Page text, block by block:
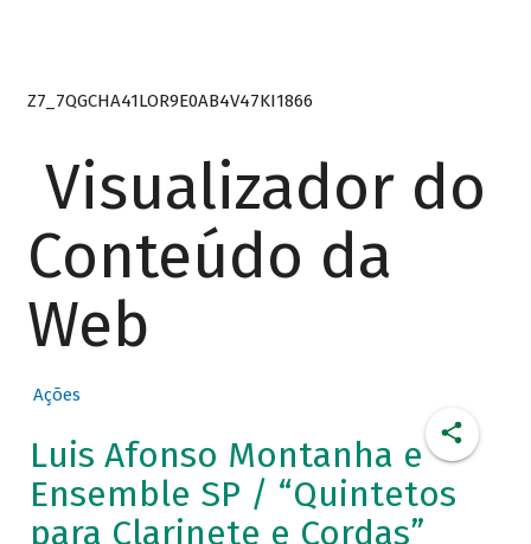
Z7_7QGCHA41LOR9E0AB4V47KI1866
Visualizador do
Conteúdo da
Web
Ações
Luis Afonso Montanha e
Ensemble SP / “Quintetos
para Clarinete e Cordas”